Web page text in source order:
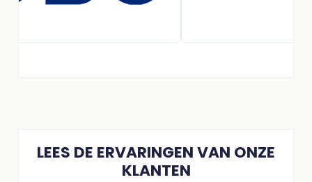
LEES DE ERVARINGEN VAN ONZE
KLANTEN